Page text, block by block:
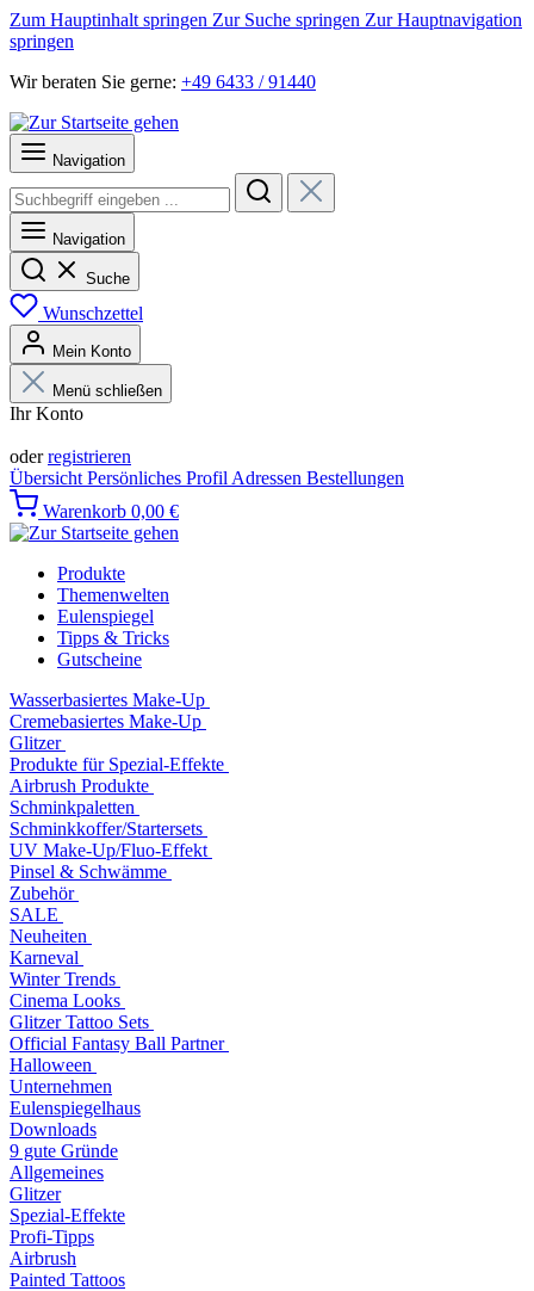
Zum Hauptinhalt springen Zur Suche springen Zur Hauptnavigation
springen
Wir beraten Sie gerne: +49 6433 / 91440
Navigation
Navigation
Suche
Wunschzettel
Mein Konto
Menü schließen
Ihr Konto
oderregistrieren
Übersicht Persönliches Profil Adressen Bestellungen
Warenkorb 0,00 €
Produkte
Themenwelten
Eulenspiegel
Tipps & Tricks
Gutscheine
Wasserbasiertes Make-Up
Cremebasiertes Make-Up
Glitzer
Produkte für Spezial-Effekte
Airbrush Produkte
Schminkpaletten
Schminkkoffer/Startersets
UV Make-Up/Fluo-Effekt
Pinsel & Schwämme
Zubehör
SALE
Neuheiten
Karneval
Winter Trends
Cinema Looks
Glitzer Tattoo Sets
Official Fantasy Ball Partner
Halloween
Unternehmen
Eulenspiegelhaus
Downloads
9 gute Gründe
Allgemeines
Glitzer
Spezial-Effekte
Profi-Tipps
Airbrush
Painted Tattoos